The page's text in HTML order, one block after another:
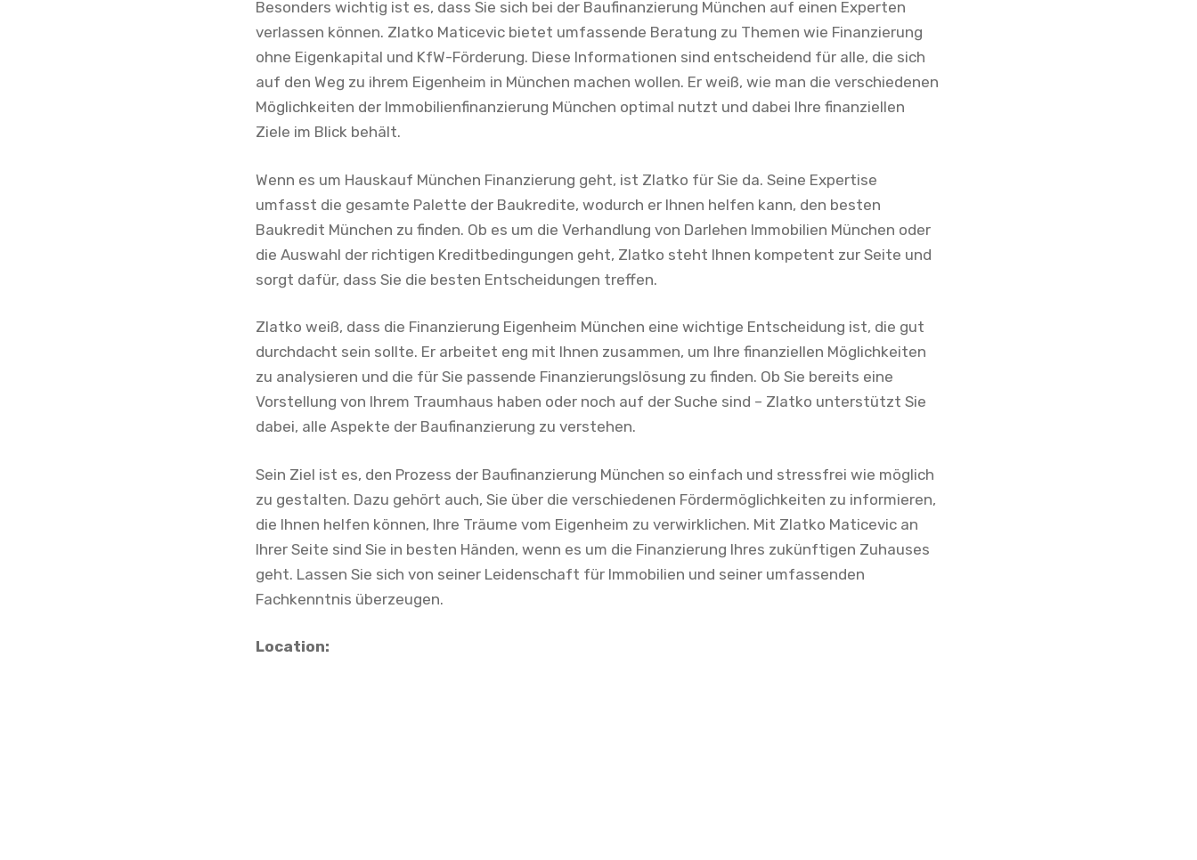
Besonders wichtig ist es, dass Sie sich bei der Baufinanzierung München auf einen Experten
verlassen können. Zlatko Maticevic bietet umfassende Beratung zu Themen wie Finanzierung
ohne Eigenkapital und KfW-Förderung. Diese Informationen sind entscheidend für alle, die sich
auf den Weg zu ihrem Eigenheim in München machen wollen. Er weiß, wie man die verschiedenen
Möglichkeiten der Immobilienfinanzierung München optimal nutzt und dabei Ihre finanziellen
Ziele im Blick behält.
Wenn es um Hauskauf München Finanzierung geht, ist Zlatko für Sie da. Seine Expertise
umfasst die gesamte Palette der Baukredite, wodurch er Ihnen helfen kann, den besten
Baukredit München zu finden. Ob es um die Verhandlung von Darlehen Immobilien München oder
die Auswahl der richtigen Kreditbedingungen geht, Zlatko steht Ihnen kompetent zur Seite und
sorgt dafür, dass Sie die besten Entscheidungen treffen.
Zlatko weiß, dass die Finanzierung Eigenheim München eine wichtige Entscheidung ist, die gut
durchdacht sein sollte. Er arbeitet eng mit Ihnen zusammen, um Ihre finanziellen Möglichkeiten
zu analysieren und die für Sie passende Finanzierungslösung zu finden. Ob Sie bereits eine
Vorstellung von Ihrem Traumhaus haben oder noch auf der Suche sind – Zlatko unterstützt Sie
dabei, alle Aspekte der Baufinanzierung zu verstehen.
Sein Ziel ist es, den Prozess der Baufinanzierung München so einfach und stressfrei wie möglich
zu gestalten. Dazu gehört auch, Sie über die verschiedenen Fördermöglichkeiten zu informieren,
die Ihnen helfen können, Ihre Träume vom Eigenheim zu verwirklichen. Mit Zlatko Maticevic an
Ihrer Seite sind Sie in besten Händen, wenn es um die Finanzierung Ihres zukünftigen Zuhauses
geht. Lassen Sie sich von seiner Leidenschaft für Immobilien und seiner umfassenden
Fachkenntnis überzeugen.
Location: